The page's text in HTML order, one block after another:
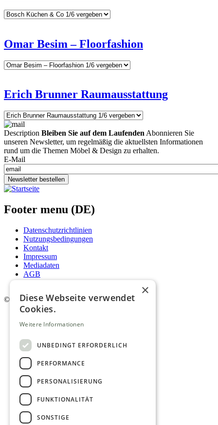
Omar Besim – Floorfashion
Erich Brunner Raumausstattung
Description Bleiben Sie auf dem Laufenden Abonnieren Sie
unseren Newsletter, um regelmäßig die aktuellsten Informationen
rund um die Themen Möbel & Design zu erhalten.
E-Mail
Newsletter bestellen
Footer menu (DE)
Datenschutzrichtlinien
Nutzungsbedingungen
Kontakt
Impressum
Mediadaten
AGB
Newsletter
© 2026. Alle Rechte vorbehalten.
×
Diese Webseite verwendet
Cookies.
Weitere Informationen
UNBEDINGT ERFORDERLICH
PERFORMANCE
PERSONALISIERUNG
FUNKTIONALITÄT
SONSTIGE